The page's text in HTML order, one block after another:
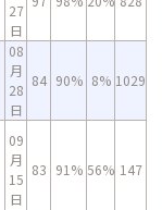
27
日
08
月
28
日
84 90% 8% 1029
09
月
15
日
83 91% 56% 147